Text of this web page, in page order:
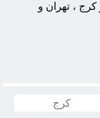
، تهران و
کرج